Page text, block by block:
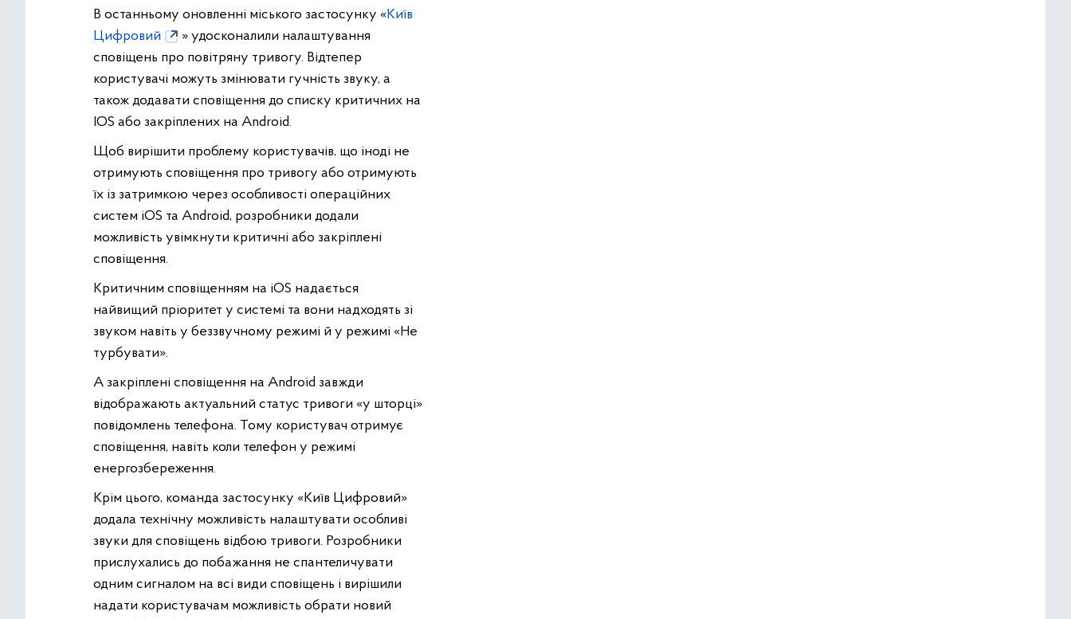
В останньому оновленні міського застосунку «Київ
Цифровий
» удосконалили налаштування
сповіщень про повітряну тривогу. Відтепер
користувачі можуть змінювати гучність звуку, а
також додавати сповіщення до списку критичних на
IOS або закріплених на Android.
Щоб вирішити проблему користувачів, що іноді не
отримують сповіщення про тривогу або отримують
їх із затримкою через особливості операційних
систем iOS та Android, розробники додали
можливість увімкнути критичні або закріплені
сповіщення.
Критичним сповіщенням на iOS надається
найвищий пріоритет у системі та вони надходять зі
звуком навіть у беззвучному режимі й у режимі «Не
турбувати».
А закріплені сповіщення на Android завжди
відображають актуальний статус тривоги «у шторці»
повідомлень телефона. Тому користувач отримує
сповіщення, навіть коли телефон у режимі
енергозбереження.
Крім цього, команда застосунку «Київ Цифровий»
додала технічну можливість налаштувати особливі
звуки для сповіщень відбою тривоги. Розробники
прислухались до побажання не спантеличувати
одним сигналом на всі види сповіщень і вирішили
надати користувачам можливість обрати новий